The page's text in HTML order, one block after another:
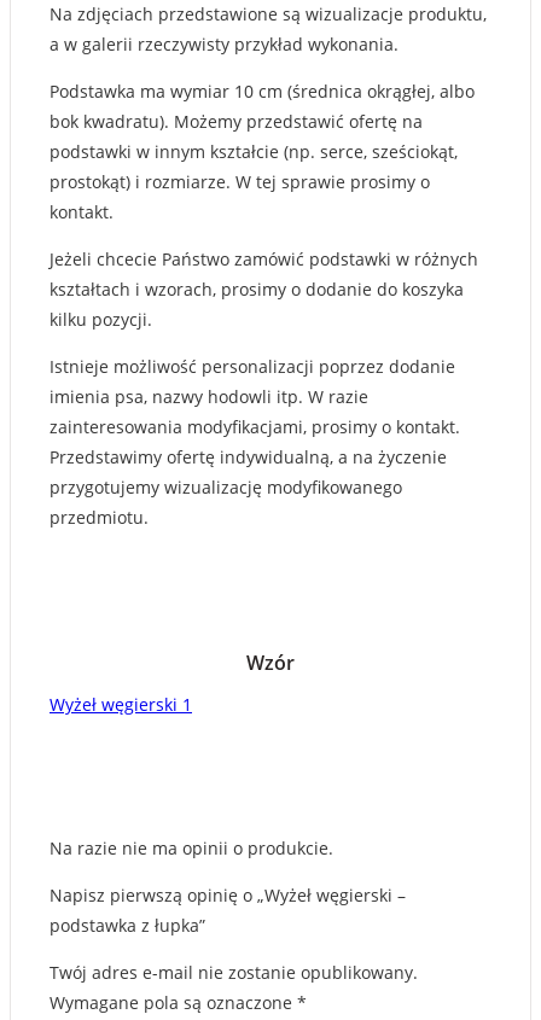
Na zdjęciach przedstawione są wizualizacje produktu,
a w galerii rzeczywisty przykład wykonania.
Podstawka ma wymiar 10 cm (średnica okrągłej, albo
bok kwadratu). Możemy przedstawić ofertę na
podstawki w innym kształcie (np. serce, sześciokąt,
prostokąt) i rozmiarze. W tej sprawie prosimy o
kontakt.
Jeżeli chcecie Państwo zamówić podstawki w różnych
kształtach i wzorach, prosimy o dodanie do koszyka
kilku pozycji.
Istnieje możliwość personalizacji poprzez dodanie
imienia psa, nazwy hodowli itp. W razie
zainteresowania modyfikacjami, prosimy o kontakt.
Przedstawimy ofertę indywidualną, a na życzenie
przygotujemy wizualizację modyfikowanego
przedmiotu.
Wzór
Wyżeł węgierski 1
Na razie nie ma opinii o produkcie.
Napisz pierwszą opinię o „Wyżeł węgierski –
podstawka z łupka”
Twój adres e-mail nie zostanie opublikowany.
Wymagane pola są oznaczone *